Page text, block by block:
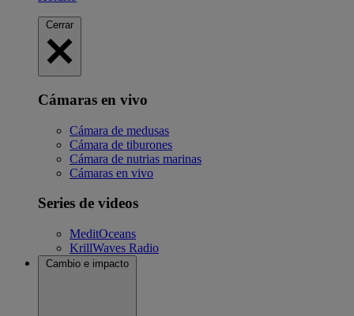
Cerrar
Cámaras en vivo
Cámara de medusas
Cámara de tiburones
Cámara de nutrias marinas
Cámaras en vivo
Series de videos
MeditOceans
KrillWaves Radio
Cambio e impacto